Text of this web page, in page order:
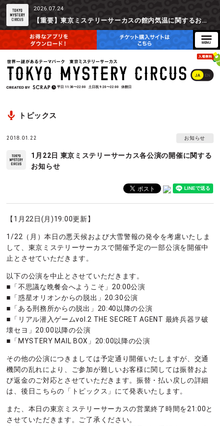
2026.07.24
【重要】東京ミステリーサーカスの館内気温に関するお詫びとご参加辞退時の返金対応について
JA EN
平日 11:30〜22:00 土日祝 9:20〜22:00 休館日
トピックス
2018.01.22 お知らせ
1月22日 東京ミステリーサーカス各公演の開催に関する
お知らせ
【1月22日(月)19:00更新】
1/22（月）本日の悪天候および大雪警報の発令を考慮いたしま
して、東京ミステリーサーカスで開催予定の一部公演を開催中
止とさせていただきます。
以下の公演を中止とさせていただきます。
■「不思議な晩餐会へようこそ」20:00公演
■「惑星オリオンからの脱出」20:30公演
■「ある刑務所からの脱出」20:40以降の公演
■「リアル潜入ゲームvol.2 THE SECRET AGENT 最終兵器ヲ破
壊セヨ」20:00以降の公演
■「MYSTERY MAIL BOX」20:00以降の公演
その他の公演につきましては予定通り開催いたしますが、交通
機関の乱れにより、ご参加が難しいお客様に関しては振替およ
び返金のご対応とさせていただきます。振替・払い戻しの詳細
は、後日こちらの「トピックス」にて発表いたします。
また、本日の東京ミステリーサーカスの営業終了時間を21:00と
させていただきます。ご了承ください。